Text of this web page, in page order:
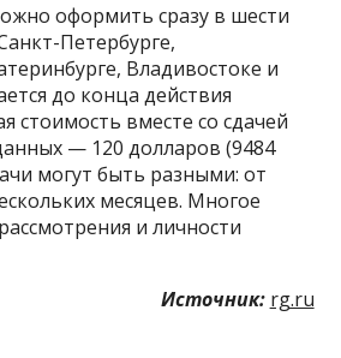
оформить сразу в шести
Петербурге,
Владивостоке и
до конца действия
стоимость вместе со сдачей
— 120 долларов (9484
могут быть разными: от
месяцев. Многое
и личности
Источник: rg.ru